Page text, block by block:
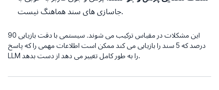
جاسازی های سند هماهنگ نیست.
این مشکلات در مقیاس ترکیب می شوند. سیستمی با دقت بازیابی 90
درصد که 5 سند را بازیابی می کند ممکن است اطلاعات مهمی را که پاسخ
LLM را به طور کامل تغییر می دهد از دست بدهد.